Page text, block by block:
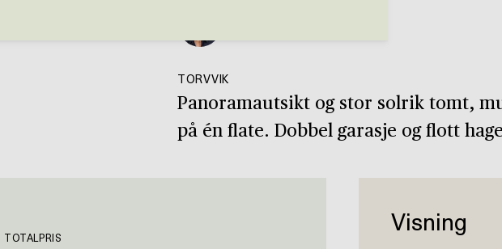
TORVVIK
Panoramautsikt og stor solrik tomt,
på én flate. Dobbel garasje og flott
TOTALPRIS
Visning